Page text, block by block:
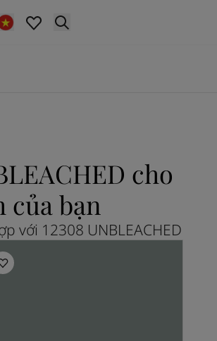
cho
của bạn
với 12308 UNBLEACHED